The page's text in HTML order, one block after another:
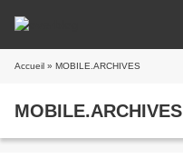
Accueil » MOBILE.ARCHIVES
MOBILE.ARCHIVES